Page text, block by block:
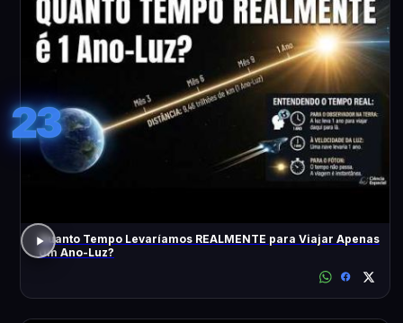
23
Quanto Tempo Levaríamos REALMENTE para Viajar Apenas
Um Ano-Luz?